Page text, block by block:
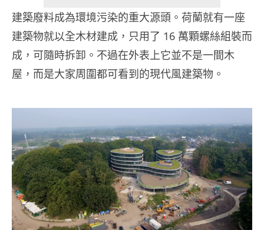
建築廢料成為環境污染的重大源頭。荷蘭就有一座
建築物就以全木材建成，只用了 16 萬顆螺絲組裝而
成，可隨時拆卸。不過在外表上它並不是一間木
屋，而是大家周圍都可看到的現代風建築物。